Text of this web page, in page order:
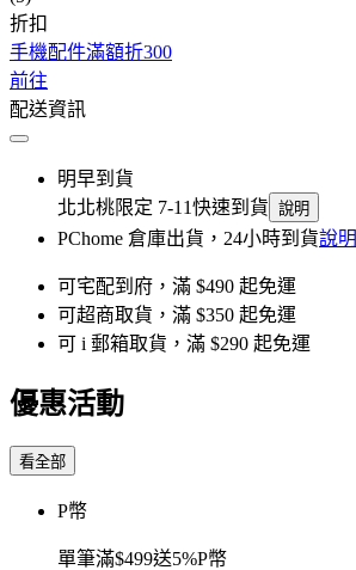
折扣
手機配件滿額折300
前往
配送資訊
明早到貨
北北桃限定 7-11快速到貨 說明
PChome 倉庫出貨，24小時到貨說明
可宅配到府，滿 $490 起免運
可超商取貨，滿 $350 起免運
可 i 郵箱取貨，滿 $290 起免運
優惠活動
看全部
P幣
單筆滿$499送5%P幣